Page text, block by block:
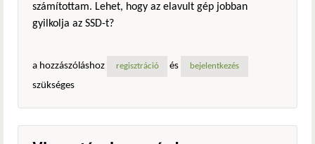
számítottam. Lehet, hogy az elavult gép jobban
gyilkolja az SSD-t?
a hozzászóláshoz regisztráció és bejelentkezés
szükséges